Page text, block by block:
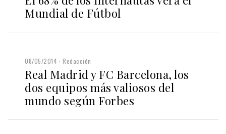
Mundial de Fútbol
08/05/2014 Redacción
Real Madrid y FC Barcelona, los
dos equipos más valiosos del
mundo según Forbes